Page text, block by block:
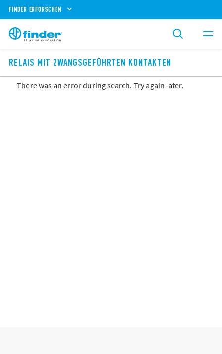
FINDER ERFORSCHEN
RELAIS MIT ZWANGSGEFÜHRTEN KONTAKTEN
There was an error during search. Try again later.